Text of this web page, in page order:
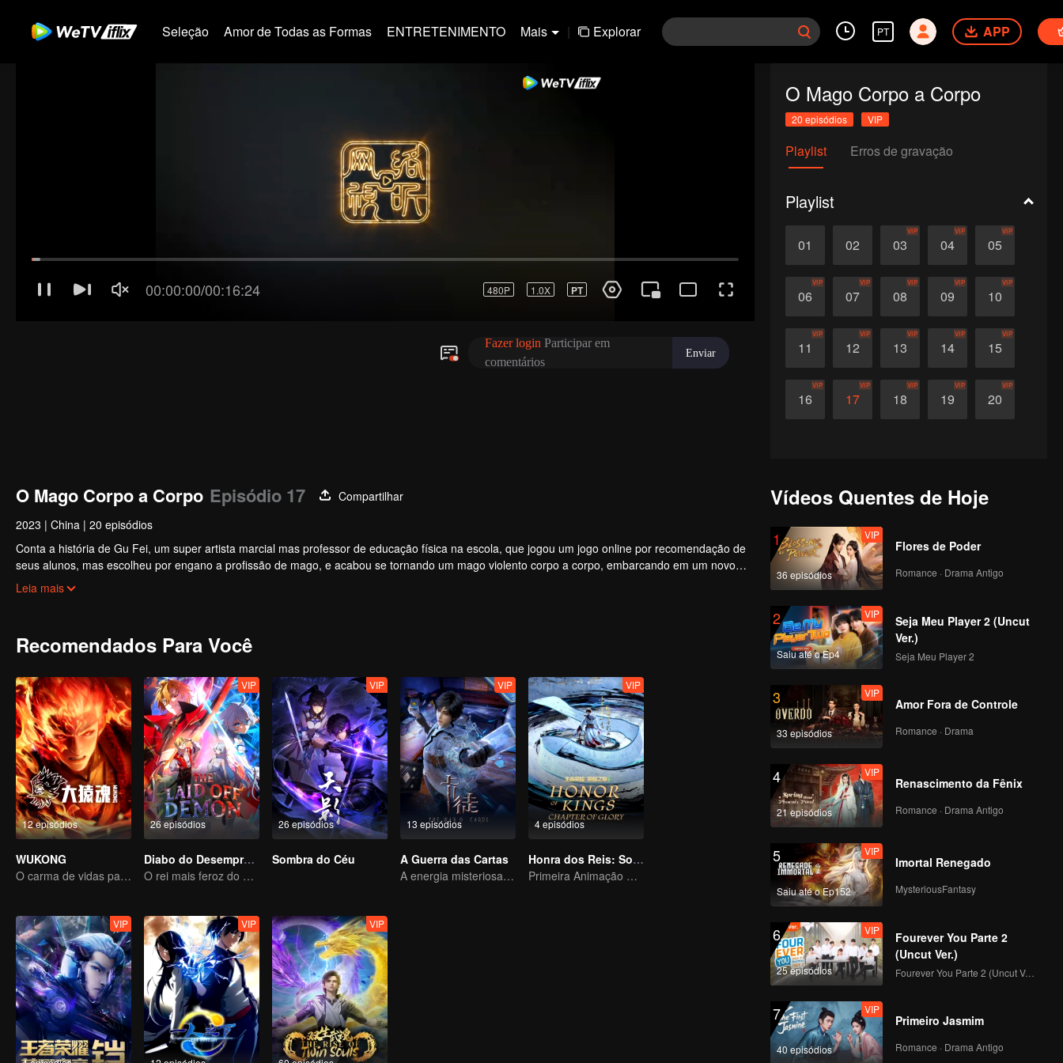
Seleção Amor de Todas as Formas ENTRETENIMENTO Mais | Explorar PT APP
O Mago Corpo a Corpo
20 episódios VIP
Playlist Erros de gravação
Playlist
01 02 03
VIP
04
VIP
05
VIP
06
VIP
07
VIP
08
VIP
09
VIP
10
VIP
11
VIP
12
VIP
13
VIP
14
VIP
15
VIP
16
VIP
17
VIP
18
VIP
19
VIP
20
VIP
O Mago Corpo a Corpo Episódio 17
Compartilhar
2023 | China | 20 episódios
Conta a história de Gu Fei, um super artista marcial mas professor de educação física na escola, que jogou um jogo online por recomendação de
seus alunos, mas escolheu por engano a profissão de mago, e acabou se tornando um mago violento corpo a corpo, embarcando em um novo
caminho de jogo.
Leia mais
Recomendados Para Você
12 episódios
WUKONG
O carma de vidas passadas está destinado a destruir os céus.
26 episódios
VIP
Diabo do Desemprego
O rei mais feroz do mundo demoníaco
26 episódios
VIP
Sombra do Céu
13 episódios
VIP
A Guerra das Cartas
A energia misteriosa das cartas causou uma guerra, como Chen Mu lidou com isso?
4 episódios
VIP
Honra dos Reis: Sonho Eterno
Primeira Animação Oficial de Honra dos Reis
VIP VIP VIP
Vídeos Quentes de Hoje
1
36 episódios
VIP
Flores de Poder
Romance · Drama Antigo
2
Saiu até o Ep4
VIP
Seja Meu Player 2 (Uncut
Ver.)
Seja Meu Player 2
3
33 episódios
VIP
Amor Fora de Controle
Romance · Drama
4
21 episódios
VIP
Renascimento da Fênix
Romance · Drama Antigo
5
Saiu até o Ep152
VIP
Imortal Renegado
MysteriousFantasy
6
25 episódios
VIP
Fourever You Parte 2
(Uncut Ver.)
Fourever You Parte 2 (Uncut Ver.)
7
40 episódios
VIP
Primeiro Jasmim
Romance · Drama Antigo